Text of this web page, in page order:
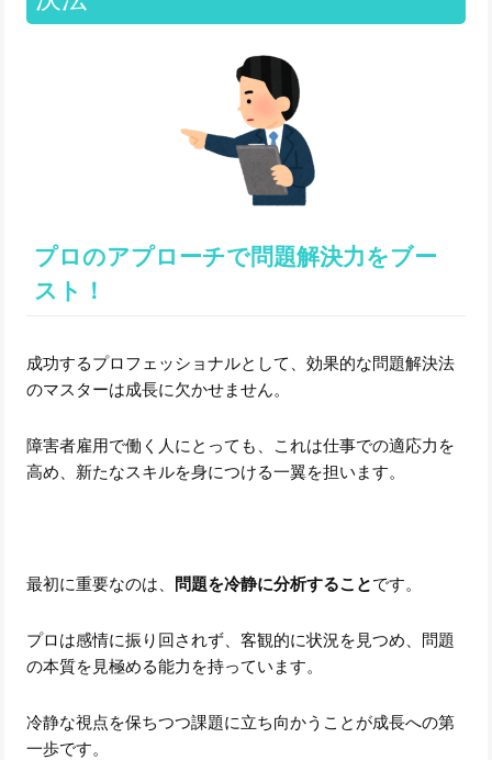
プロのアプローチで問題解決力をブー
スト！
成功するプロフェッショナルとして、効果的な問題解決法
のマスターは成長に欠かせません。
障害者雇用で働く人にとっても、これは仕事での適応力を
高め、新たなスキルを身につける一翼を担います。
最初に重要なのは、 問題を冷静に分析することです。
プロは感情に振り回されず、客観的に状況を見つめ、問題
の本質を見極める能力を持っています。
冷静な視点を保ちつつ課題に立ち向かうことが成長への第
一歩です。